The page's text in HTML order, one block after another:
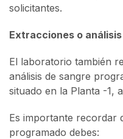
solicitantes.
Extracciones o
El laboratorio también
análisis de sangre
situado en la Planta -1,
Es importante recordar
programado debes: